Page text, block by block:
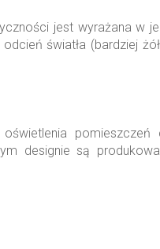
jest wyrażana w
światła (bardziej
designie są